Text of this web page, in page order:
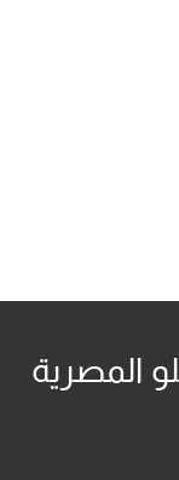
المصرية